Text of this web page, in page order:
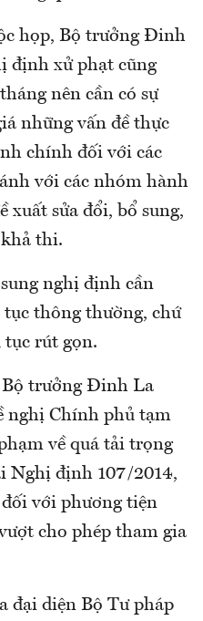
họp, Bộ trưởng Đinh
định xử phạt cũng
nên cần có sự
những vấn đề thực
chính đối với các
với các nhóm hành
xuất sửa đổi, bổ sung,
thi.
nghị định cần
thông thường, chứ
tục rút gọn.
Bộ trưởng Đinh La
nghị Chính phủ tạm
về quá tải trọng
Nghị định 107/2014,
với phương tiện
cho phép tham gia
đại diện Bộ Tư pháp